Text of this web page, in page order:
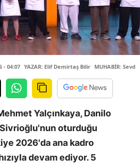
- 04:07 YAZAR: Elif Demirtaş Bilir MUHABİR: Sevda
Yalçınkaya, Danilo
oturduğu
2026'da ana kadro
devam ediyor. 5